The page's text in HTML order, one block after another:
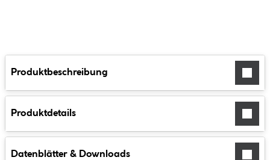
Produktbeschreibung
Produktdetails
Datenblätter & Downloads